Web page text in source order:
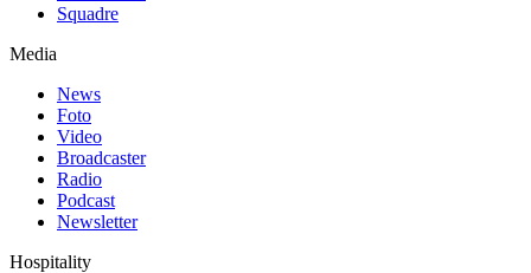
Squadre
Media
News
Foto
Video
Broadcaster
Radio
Podcast
Newsletter
Hospitality